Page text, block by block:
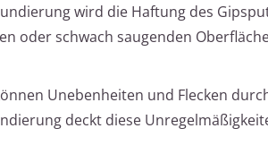
wird die Haftung des
oder schwach saugenden
Unebenheiten und Flecken
deckt diese